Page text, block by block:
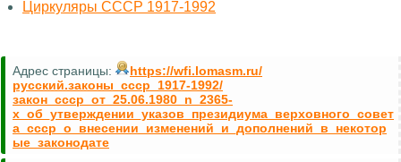
Циркуляры СССР 1917-1992
Адрес страницы:
https://wfi.lomasm.ru/
русский.законы_ссср_1917-1992/
закон_ссср_от_25.06.1980_n_2365-
x_об_утверждении_указов_президиума_верховного_совет
а_ссср_о_внесении_изменений_и_дополнений_в_некотор
ые_законодате